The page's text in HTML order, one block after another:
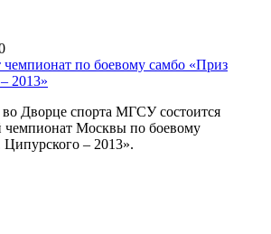
чемпионат по боевому самбо «Приз
2013»
во Дворце спорта МГСУ состоится
чемпионат Москвы по боевому
– 2013».